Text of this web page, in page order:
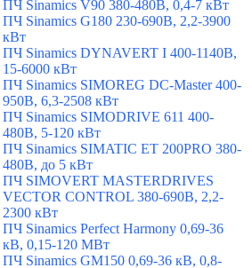
ПЧ Sinamics V90 380-480В, 0,4-7 кВт
ПЧ Sinamics G180 230-690В, 2,2-3900
кВт
ПЧ Sinamics DYNAVERT I 400-1140В,
15-6000 кВт
ПЧ Sinamics SIMOREG DC-Master 400-
950В, 6,3-2508 кВт
ПЧ Sinamics SIMODRIVE 611 400-
480В, 5-120 кВт
ПЧ Sinamics SIMATIC ET 200PRO 380-
480В, до 5 кВт
ПЧ SIMOVERT MASTERDRIVES
VECTOR CONTROL 380-690В, 2,2-
2300 кВт
ПЧ Sinamics Perfect Harmony 0,69-36
кВ, 0,15-120 МВт
ПЧ Sinamics GM150 0,69-36 кВ, 0,8-